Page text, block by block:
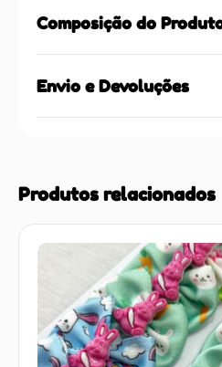
Composição do
Envio e Devoluções
Produtos relacionados